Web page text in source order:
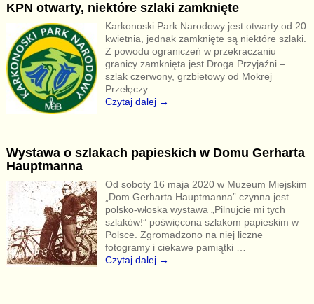
KPN otwarty, niektóre szlaki zamknięte
Karkonoski Park Narodowy jest otwarty od 20
kwietnia, jednak zamknięte są niektóre szlaki.
Z powodu ograniczeń w przekraczaniu
granicy zamknięta jest Droga Przyjaźni –
szlak czerwony, grzbietowy od Mokrej
Przełęczy
Czytaj dalej →
Wystawa o szlakach papieskich w Domu Gerharta
Hauptmanna
Od soboty 16 maja 2020 w Muzeum Miejskim
„Dom Gerharta Hauptmanna” czynna jest
polsko-włoska wystawa „Pilnujcie mi tych
szlaków!” poświęcona szlakom papieskim w
Polsce. Zgromadzono na niej liczne
fotogramy i ciekawe pamiątki
Czytaj dalej →